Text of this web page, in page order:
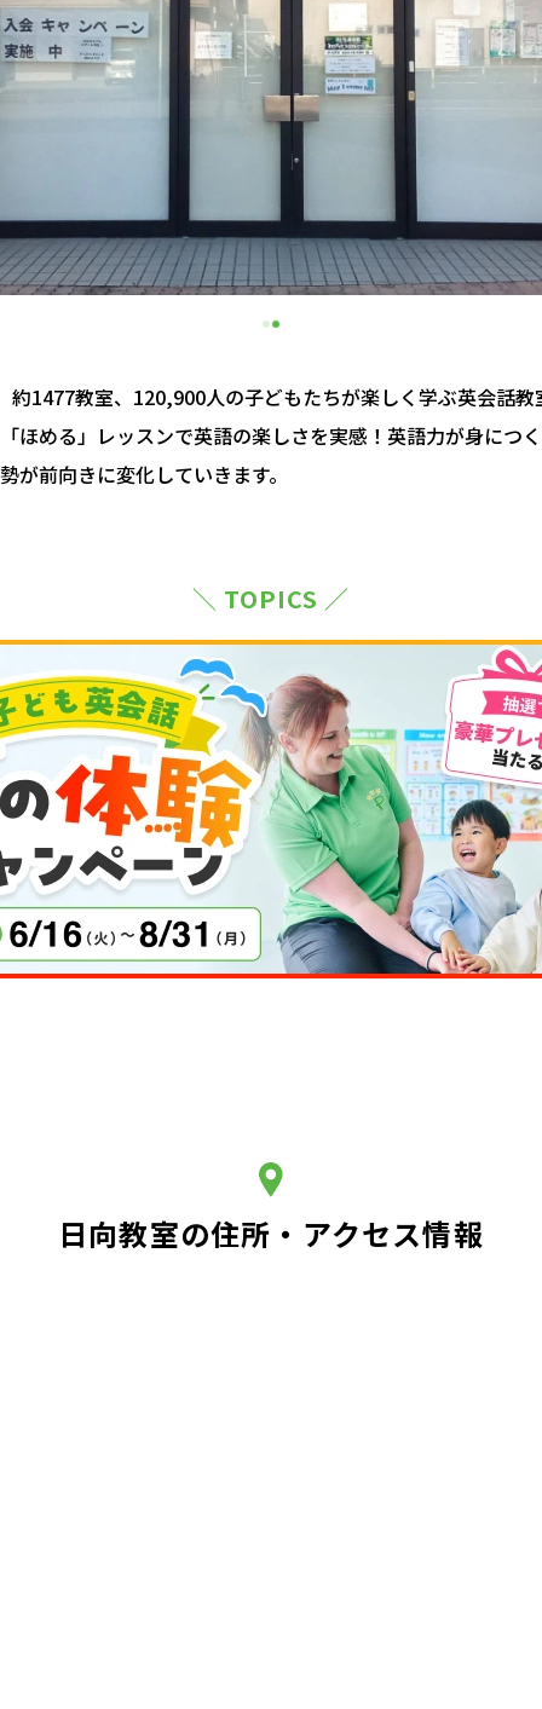
1477教室、120,900人の子どもたちが楽しく学ぶ英会話
ほめる」レッスンで英語の楽しさを実感！英語力が身につ
が前向きに変化していきます。
＼ TOPICS ／
日向教室の住所・アクセス情報